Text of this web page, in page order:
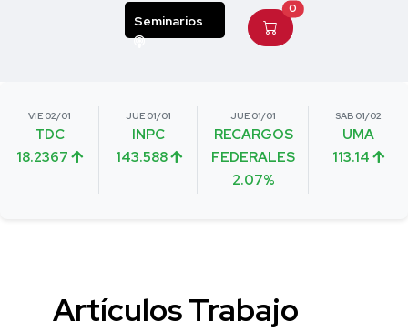
Seminarios
0
VIE 02/01
TDC
18.2367
JUE 01/01
INPC
143.588
JUE 01/01
RECARGOS
FEDERALES
2.07%
SAB 01/02
UMA
113.14
Artículos Trabajo